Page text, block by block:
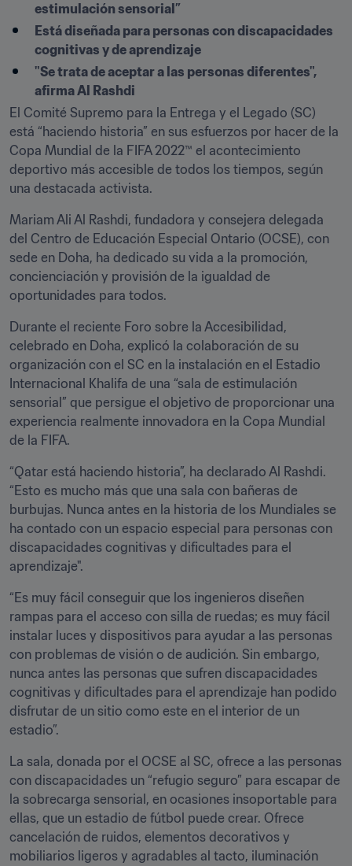
estimulación sensorial”
Está diseñada para personas con discapacidades
cognitivas y de aprendizaje
"Se trata de aceptar a las personas diferentes",
afirma Al Rashdi
El Comité Supremo para la Entrega y el Legado (SC)
está “haciendo historia” en sus esfuerzos por hacer de la
Copa Mundial de la FIFA 2022™ el acontecimiento
deportivo más accesible de todos los tiempos, según
una destacada activista.
Mariam Ali Al Rashdi, fundadora y consejera delegada
del Centro de Educación Especial Ontario (OCSE), con
sede en Doha, ha dedicado su vida a la promoción,
concienciación y provisión de la igualdad de
oportunidades para todos.
Durante el reciente Foro sobre la Accesibilidad,
celebrado en Doha, explicó la colaboración de su
organización con el SC en la instalación en el Estadio
Internacional Khalifa de una “sala de estimulación
sensorial” que persigue el objetivo de proporcionar una
experiencia realmente innovadora en la Copa Mundial
de la FIFA.
“Qatar está haciendo historia”, ha declarado Al Rashdi.
“Esto es mucho más que una sala con bañeras de
burbujas. Nunca antes en la historia de los Mundiales se
ha contado con un espacio especial para personas con
discapacidades cognitivas y dificultades para el
aprendizaje".
“Es muy fácil conseguir que los ingenieros diseñen
rampas para el acceso con silla de ruedas; es muy fácil
instalar luces y dispositivos para ayudar a las personas
con problemas de visión o de audición. Sin embargo,
nunca antes las personas que sufren discapacidades
cognitivas y dificultades para el aprendizaje han podido
disfrutar de un sitio como este en el interior de un
estadio”.
La sala, donada por el OCSE al SC, ofrece a las personas
con discapacidades un “refugio seguro” para escapar de
la sobrecarga sensorial, en ocasiones insoportable para
ellas, que un estadio de fútbol puede crear. Ofrece
cancelación de ruidos, elementos decorativos y
mobiliarios ligeros y agradables al tacto, iluminación